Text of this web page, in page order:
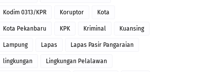
Kodim 0313/KPR Koruptor Kota
Kota Pekanbaru KPK Kriminal Kuansing
Lampung Lapas Lapas Pasir Pangaraian
lingkungan Lingkungan Pelalawan